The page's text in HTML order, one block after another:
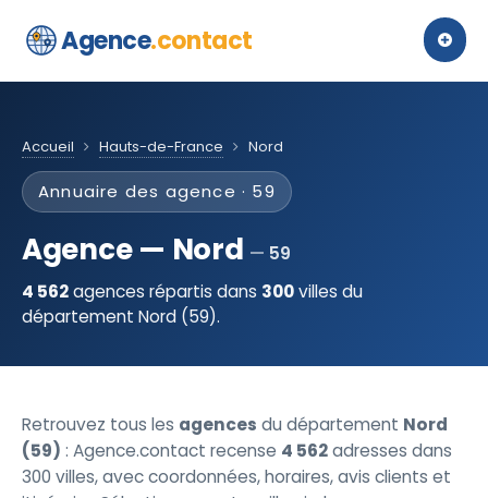
Agence.contact
Accueil Hauts-de-France Nord
Annuaire des agence · 59
Agence — Nord
59
4 562agences répartis dans 300villes du
département Nord (59).
Retrouvez tous les agences du département Nord
(59) : Agence.contact recense 4 562adresses dans
300 villes, avec coordonnées, horaires, avis clients et